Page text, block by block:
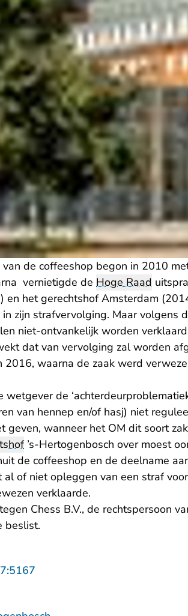
de coffeeshop begon in 2010
vernietigde de Hoge Raad
en het gerechtshof Amsterdam
zijn strafvervolging. Maar volgens
niet-ontvankelijk worden
dat van vervolging zal worden
waarna de zaak werd
de
van hennep en/of hasj) niet
wanneer het OM dit soort
’s-Hertogenbosch over moest
de coffeeshop en de deelname
of niet opleggen van een straf
verklaarde.
Chess B.V., de rechtspersoon
beslist.